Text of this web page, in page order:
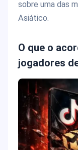
sobre uma das
Asiático.
O que o
jogadores